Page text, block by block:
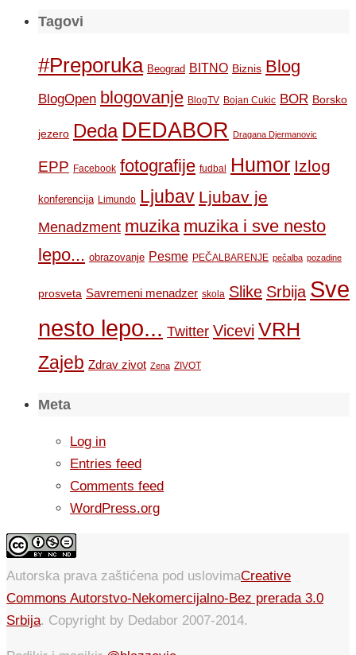
Tagovi
#Preporuka Beograd BITNO Biznis Blog
BlogOpen blogovanje BlogTV Bojan Cukic BOR Borsko
jezero Deda DEDABOR Dragana Djermanovic
EPP Facebook fotografije fudbal Humor Izlog
konferencija Limundo Ljubav Ljubav je
Menadzment muzika muzika i sve nesto
lepo... obrazovanje Pesme PEČALBARENJE pečalba pozadine
prosveta Savremeni menadzer skola Slike Srbija Sve
nesto lepo... Twitter Vicevi VRH
Zajeb Zdrav zivot Zena ZIVOT
Meta
Log in
Entries feed
Comments feed
WordPress.org
Autorska prava zaštićena pod uslovimaCreative
Commons Autorstvo-Nekomercijalno-Bez prerada 3.0
Srbija. Copyright by Dedabor 2007-2014.